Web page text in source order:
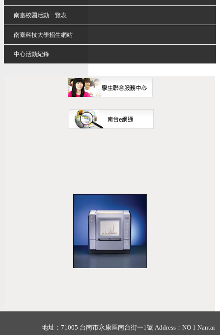
南臺校園活動一覽表
南臺科技大學招生網站
中心活動紀錄
地址：71005 台南市永康區南台街一1號 Address：NO 1 Nantai